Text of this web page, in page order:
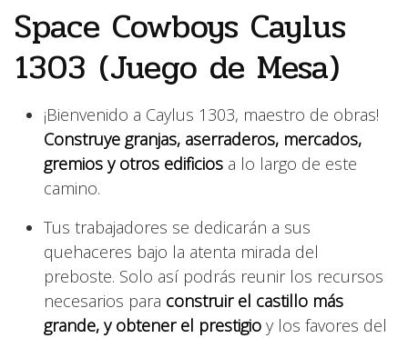
Space Cowboys Caylus
1303 (Juego de Mesa)
¡Bienvenido a Caylus 1303, maestro de obras!
Construye granjas, aserraderos, mercados,
gremios y otros edificios a lo largo de este
camino.
Tus trabajadores se dedicarán a sus
quehaceres bajo la atenta mirada del
preboste. Solo así podrás reunir los recursos
necesarios para construir el castillo más
grande, y obtener el prestigio y los favores del